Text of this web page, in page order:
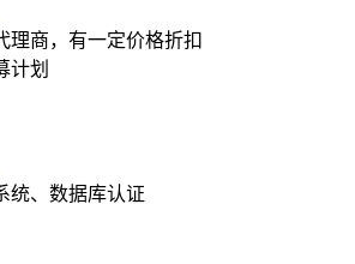
理商，有一定价格折扣
计划
统、数据库认证